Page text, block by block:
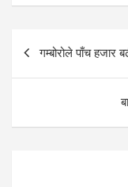
Post
navigation
गम्बोरोले पाँच हजार